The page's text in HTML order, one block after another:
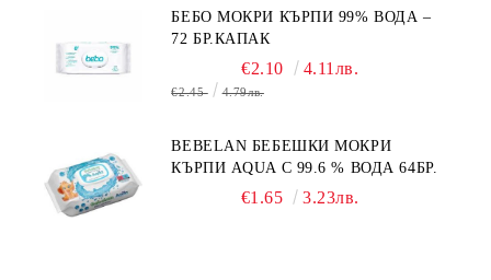
БЕБО МОКРИ КЪРПИ 99% ВОДА –
72 БР.КАПАК
€2.10 4.11лв.
€2.45 4.79лв.
BEBELAN БЕБЕШКИ МОКРИ
КЪРПИ AQUA С 99.6 % ВОДА 64БР.
€1.65 3.23лв.